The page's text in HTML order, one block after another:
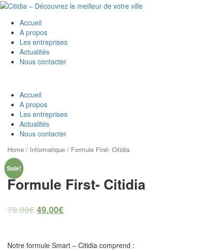
Accueil
A propos
Les entreprises
Actualités
Nous contacter
Accueil
A propos
Les entreprises
Actualités
Nous contacter
Home / Informatique / Formule First- Citidia
Sale!
Formule First- Citidia
79.00€ 49.00€
Notre formule Smart – Citidia comprend :